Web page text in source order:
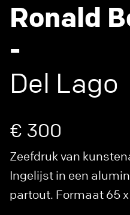
Ronald
-
Del Lago
€ 300
Zeefdruk van
Ingelijst in een
partout. Formaat 65